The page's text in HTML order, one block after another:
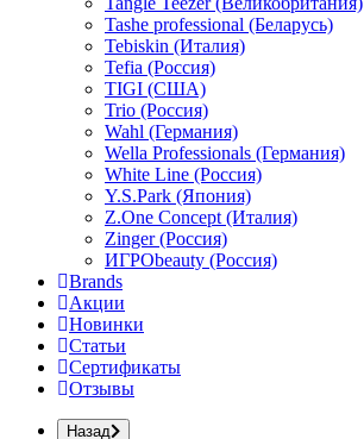
Tashe professional (Беларусь)
Tebiskin (Италия)
Tefia (Россия)
TIGI (США)
Trio (Россия)
Wahl (Германия)
Wella Professionals (Германия)
White Line (Россия)
Y.S.Park (Япония)
Z.One Concept (Италия)
Zinger (Россия)
ИГРОbeauty (Россия)
Brands
Акции
Новинки
Статьи
Сертификаты
Отзывы
Назад